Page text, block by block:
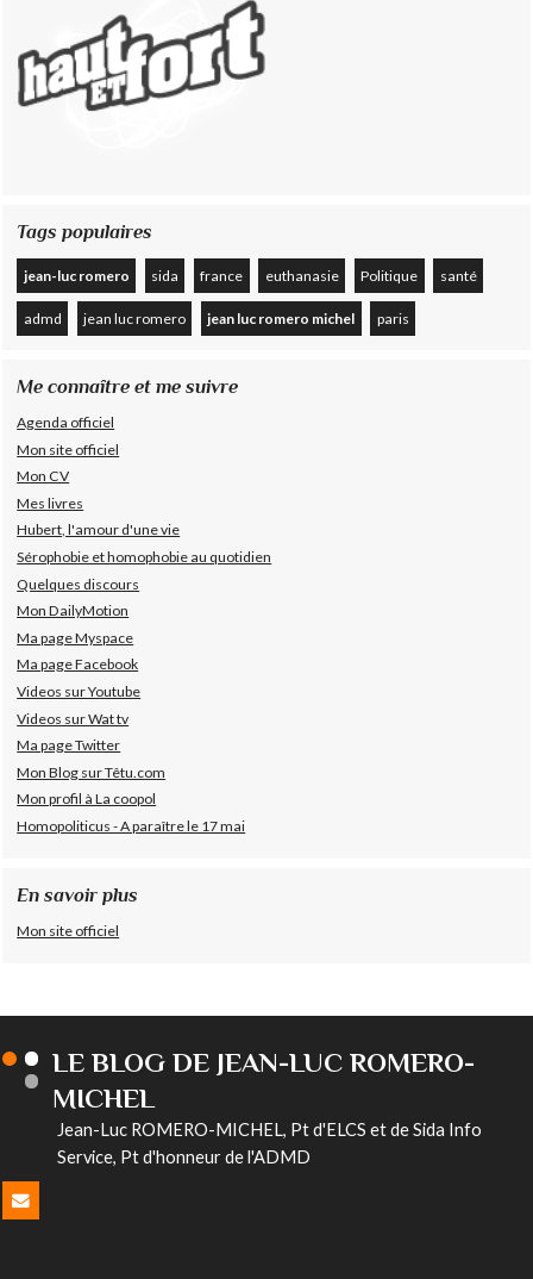
Tags populaires
jean-luc romero sida france euthanasie Politique santé
admd jean luc romero jean luc romero michel paris
Me connaître et me suivre
Agenda officiel
Mon site officiel
Mon CV
Mes livres
Hubert, l'amour d'une vie
Sérophobie et homophobie au quotidien
Quelques discours
Mon DailyMotion
Ma page Myspace
Ma page Facebook
Videos sur Youtube
Videos sur Wat tv
Ma page Twitter
Mon Blog sur Têtu.com
Mon profil à La coopol
Homopoliticus - A paraître le 17 mai
En savoir plus
Mon site officiel
LE BLOG DE JEAN-LUC ROMERO-
MICHEL
Jean-Luc ROMERO-MICHEL, Pt d'ELCS et de Sida Info
Service, Pt d'honneur de l'ADMD